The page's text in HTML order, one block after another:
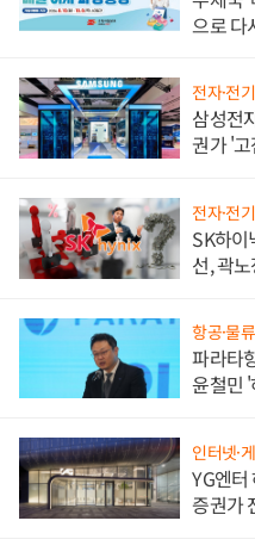
으로 다
전자·전
삼성전
권가 '
전자·전
SK하이
선, 곽
항공·물류
파라타
윤철민
인터넷·
YG엔
증권가